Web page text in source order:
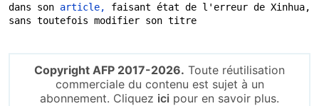
dans son article, faisant état de l'erreur de Xinhua,
sans toutefois modifier son titre
Copyright AFP 2017-2026. Toute réutilisation
commerciale du contenu est sujet à un
abonnement. Cliquez ici pour en savoir plus.